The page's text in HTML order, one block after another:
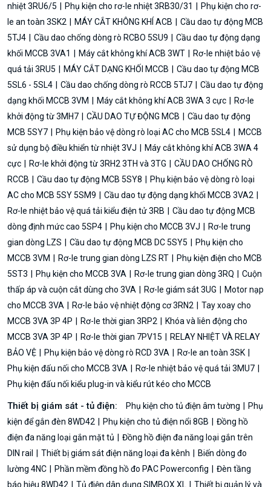
nhiệt 3RU6/5
Phụ kiện cho rơ-le nhiệt 3RB30/31
Phụ kiện cho rơ-
le an toàn 3SK2
MÁY CẮT KHÔNG KHÍ ACB
Cầu dao tự động MCB
5TJ4
Cầu dao chống dòng rò RCBO 5SU9
Cầu dao tự động dạng
khối MCCB 3VA1
Máy cắt không khí ACB 3WT
Rơ-le nhiệt bảo vệ
quá tải 3RU5
MÁY CẮT DẠNG KHỐI MCCB
Cầu dao tự động MCB
5SL6 - 5SL4
Cầu dao chống dòng rò RCCB 5TJ7
Cầu dao tự động
dạng khối MCCB 3VM
Máy cắt không khí ACB 3WA 3 cực
Rơ-le
khởi động từ 3MH7
CẦU DAO TỰ ĐỘNG MCB
Cầu dao tự động
MCB 5SY7
Phụ kiện bảo vệ dòng rò loại AC cho MCB 5SL4
MCCB
sử dụng bộ điều khiển từ nhiệt 3VJ
Máy cắt không khí ACB 3WA 4
cực
Rơ-le khởi động từ 3RH2 3TH và 3TG
CẦU DAO CHỐNG RÒ
RCCB
Cầu dao tự động MCB 5SY8
Phụ kiện bảo vệ dòng rò loại
AC cho MCB 5SY 5SM9
Cầu dao tự động dạng khối MCCB 3VA2
Rơ-le nhiệt bảo vệ quá tải kiểu điện tử 3RB
Cầu dao tự động MCB
dòng định mức cao 5SP4
Phụ kiện cho MCCB 3VJ
Rơ-le trung
gian dòng LZS
Cầu dao tự động MCB DC 5SY5
Phụ kiện cho
MCCB 3VM
Rơ-le trung gian dòng LZS RT
Phụ kiện điện cho MCB
5ST3
Phụ kiện cho MCCB 3VA Rơ-le trung gian dòng 3RQ
Cuộn
thấp áp và cuộn cắt dùng cho 3VA
Rơ-le giám sát 3UG
Motor nạp
cho MCCB 3VA
Rơ-le bảo vệ nhiệt động cơ 3RN2
Tay xoay cho
MCCB 3VA 3P 4P
Rơ-le thời gian 3RP2
Khóa và liên động cho
MCCB 3VA 3P 4P
Rơ-le thời gian 7PV15
RELAY NHIỆT VÀ RELAY
BẢO VỆ
Phụ kiện bảo vệ dòng rò RCD 3VA
Rơ-le an toàn 3SK
Phụ kiện đấu nối cho MCCB 3VA
Rơ-le nhiệt bảo vệ quá tải 3MU7
Phụ kiện đấu nối kiểu plug-in và kiểu rút kéo cho MCCB
Thiết bị giám sát - tủ điện: Phụ kiện cho tủ điện âm tường
Phụ
kiện để gắn đèn 8WD42
Phụ kiện cho tủ điện nổi 8GB
Đồng hồ
điện đa năng loại gắn mặt tủ
Đồng hồ điện đa năng loại gắn trên
DIN rail
Thiết bị giám sát điện năng loại đa kênh
Biến dòng đo
lường 4NC
Phần mềm đồng hồ đo PAC Powerconfig
Đèn tầng
báo hiệu 8WD42
Tủ điện dân dụng SIMBOX XL Thiết bị quản lý và